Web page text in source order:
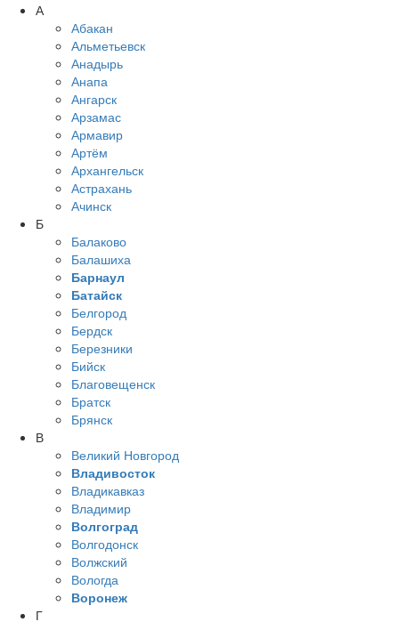
А
Абакан
Альметьевск
Анадырь
Анапа
Ангарск
Арзамас
Армавир
Артём
Архангельск
Астрахань
Ачинск
Б
Балаково
Балашиха
Барнаул
Батайск
Белгород
Бердск
Березники
Бийск
Благовещенск
Братск
Брянск
В
Великий Новгород
Владивосток
Владикавказ
Владимир
Волгоград
Волгодонск
Волжский
Вологда
Воронеж
Г